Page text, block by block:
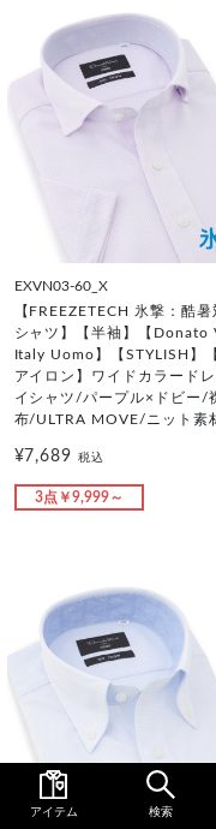
EXVN03-60_X
【FREEZETECH 氷撃：酷暑
シャツ】【半袖】【Donato
Italy Uomo】【STYLISH】
アイロン】ワイドカラード
イシャツ/パープル×ドビー/
布/ULTRA MOVE/ニット素
¥7,689税込
3点￥9,999～
アイテム 検索